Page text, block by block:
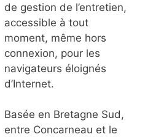
de gestion de l’entretien,
accessible à tout
moment, même hors
connexion, pour les
navigateurs éloignés
d’Internet.
Basée en Bretagne Sud,
entre Concarneau et le